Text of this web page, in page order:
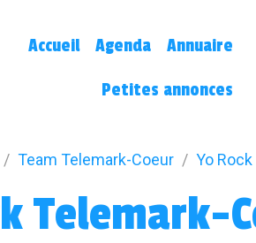
Accueil Agenda Annuaire
Petites annonces
Team Telemark-Coeur Yo
Telemark-